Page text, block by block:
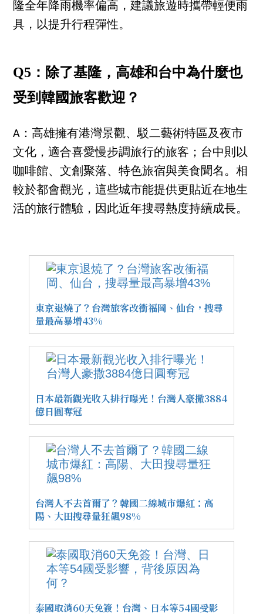
隆全年降雨機率偏高，建議旅遊時攜帶輕便雨
具，以提升行程彈性。
Q5：除了基隆，高雄和台中為什麼也
受到韓國旅客歡迎？
A：高雄擁有港灣景觀、駁二藝術特區及夜市
文化，適合喜愛慢步調旅行的旅客；台中則以
咖啡館、文創聚落、特色旅宿與美食聞名。相
較於都會觀光，這些城市能提供更貼近在地生
活的旅行體驗，因此近年搜尋熱度持續成長。
東京退燒了？台灣旅客改衝福岡、仙台，搜尋
量最高暴增43%
日本最新觀光收入排行曝光！台灣人豪撒3884
億日圓奪冠
台灣人不去首爾了？韓國二線城市爆紅：高
陽、大田搜尋量狂飆98%
泰國取消60天免簽！台灣、日本等54國受影